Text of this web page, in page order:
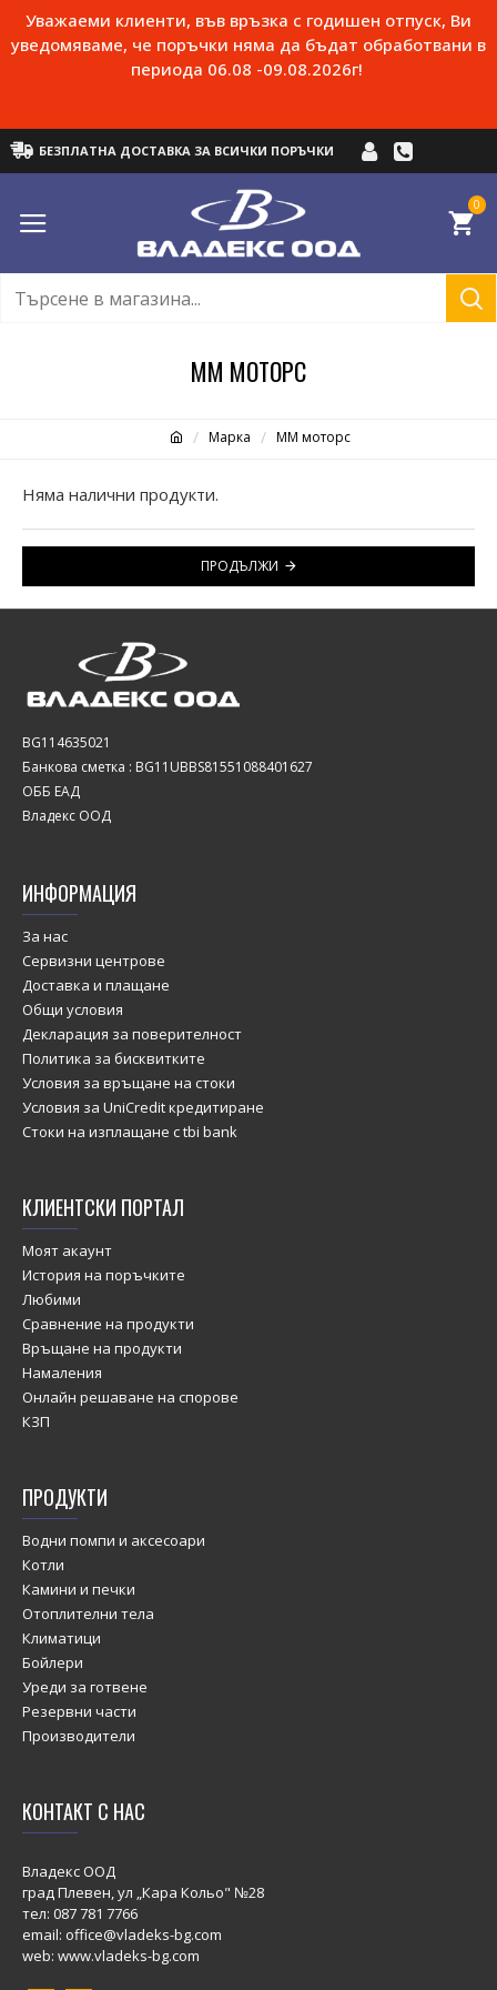
Уважаеми клиенти, във връзка с годишен отпуск, Ви
уведомяваме, че поръчки няма да бъдат обработвани в
периода 06.08 -09.08.2026г!
БЕЗПЛАТНА ДОСТАВКА ЗА ВСИЧКИ ПОРЪЧКИ
0
Марка ММ моторс
ММ МОТОРС
Няма налични продукти.
ПРОДЪЛЖИ
BG114635021
Банкова сметка : BG11UBBS81551088401627
ОББ ЕАД
Владекс ООД
ИНФОРМАЦИЯ
За нас
Сервизни центрове
Доставка и плащане
Общи условия
Декларация за поверителност
Политика за бисквитките
Условия за връщане на стоки
Условия за UniCredit кредитиране
Стоки на изплащане с tbi bank
КЛИЕНТСКИ ПОРТАЛ
Моят акаунт
История на поръчките
Любими
Сравнение на продукти
Връщане на продукти
Намаления
Онлайн решаване на спорове
КЗП
ПРОДУКТИ
Водни помпи и аксесоари
Котли
Камини и печки
Отоплителни тела
Климатици
Бойлери
Уреди за готвене
Резервни части
Производители
КОНТАКТ С НАС
Владекс ООД
град Плевен, ул „Кара Кольо" №28
тел: 087 781 7766
email: office@vladeks-bg.com
web: www.vladeks-bg.com